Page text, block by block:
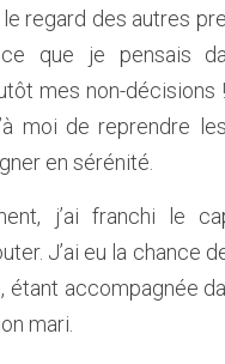
regard des autres
que je pensais
mes non-décisions
moi de reprendre
en sérénité.
j’ai franchi le
J’ai eu la chance
étant accompagnée
mari.